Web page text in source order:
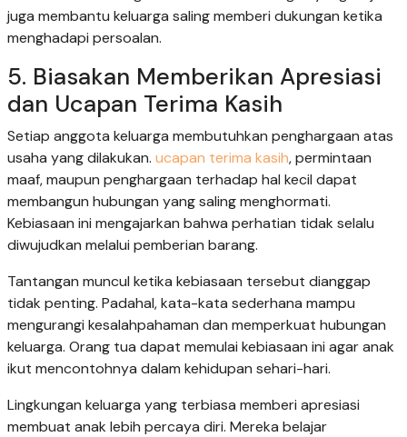
juga membantu keluarga saling memberi dukungan ketika
menghadapi persoalan.
5. Biasakan Memberikan Apresiasi
dan Ucapan Terima Kasih
Setiap anggota keluarga membutuhkan penghargaan atas
usaha yang dilakukan. ucapan terima kasih, permintaan
maaf, maupun penghargaan terhadap hal kecil dapat
membangun hubungan yang saling menghormati.
Kebiasaan ini mengajarkan bahwa perhatian tidak selalu
diwujudkan melalui pemberian barang.
Tantangan muncul ketika kebiasaan tersebut dianggap
tidak penting. Padahal, kata-kata sederhana mampu
mengurangi kesalahpahaman dan memperkuat hubungan
keluarga. Orang tua dapat memulai kebiasaan ini agar anak
ikut mencontohnya dalam kehidupan sehari-hari.
Lingkungan keluarga yang terbiasa memberi apresiasi
membuat anak lebih percaya diri. Mereka belajar